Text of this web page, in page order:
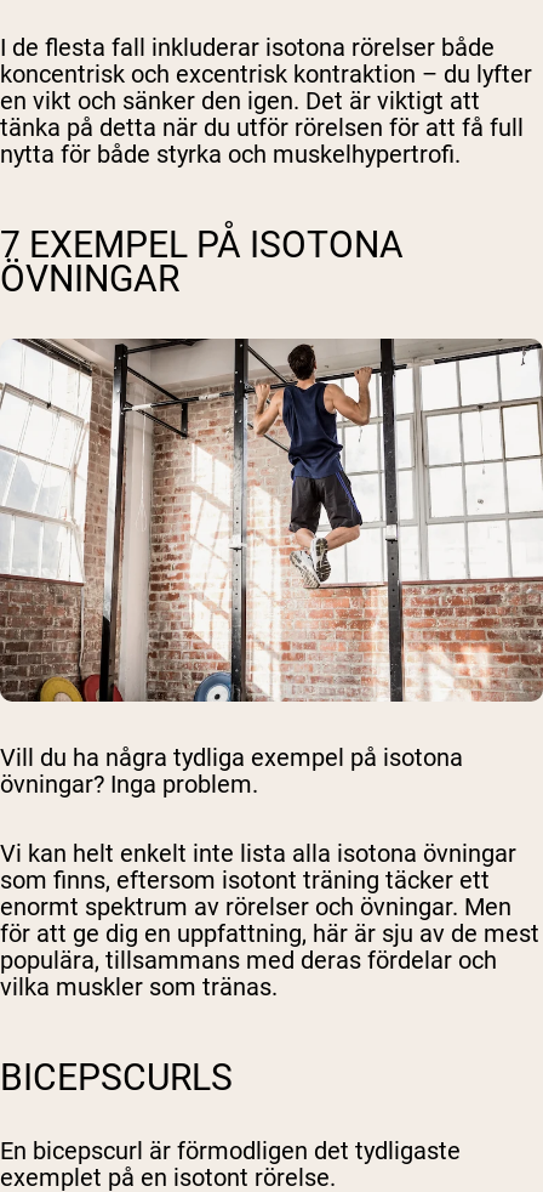
I de flesta fall inkluderar isotona rörelser både
koncentrisk och excentrisk kontraktion – du lyfter
en vikt och sänker den igen. Det är viktigt att
tänka på detta när du utför rörelsen för att få full
nytta för både styrka och muskelhypertrofi.
7 EXEMPEL PÅ ISOTONA
ÖVNINGAR
Vill du ha några tydliga exempel på isotona
övningar? Inga problem.
Vi kan helt enkelt inte lista alla isotona övningar
som finns, eftersom isotont träning täcker ett
enormt spektrum av rörelser och övningar. Men
för att ge dig en uppfattning, här är sju av de mest
populära, tillsammans med deras fördelar och
vilka muskler som tränas.
BICEPSCURLS
En bicepscurl är förmodligen det tydligaste
exemplet på en isotont rörelse.